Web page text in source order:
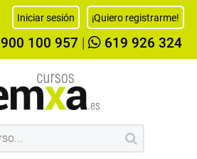
Iniciar sesión ¡Quiero registrarme!
900 100 957 619 926 324